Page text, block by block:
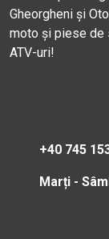
Gheorgheni și
moto și piese de
ATV-uri!
+40 745
Marți -